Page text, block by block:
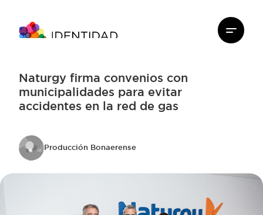
Naturgy firma convenios con
municipalidades para evitar
accidentes en la red de gas
Producción Bonaerense